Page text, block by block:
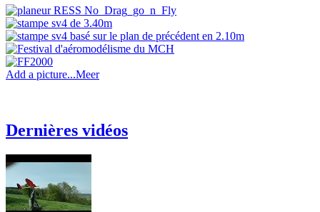
Add a picture...Meer
Dernières vidéos